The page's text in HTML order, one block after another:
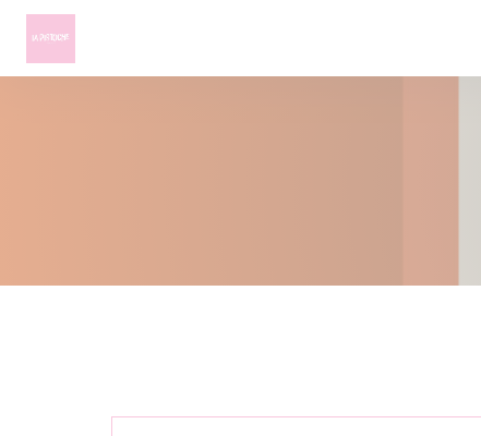
Personnalisation de vos choix en matière de cookies